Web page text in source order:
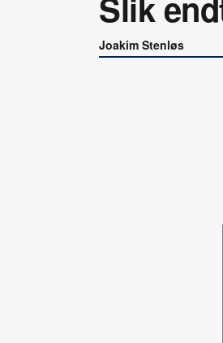
Joakim Stenløs